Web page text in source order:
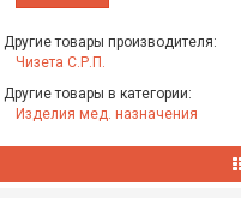
Другие товары производителя:
Чизета С.Р.П.
Другие товары в категории:
Изделия мед. назначения